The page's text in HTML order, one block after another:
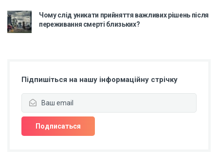
Чому слід уникати прийняття важливих рішень після
переживання смерті близьких?
Підпишіться на нашу інформаційну стрічку